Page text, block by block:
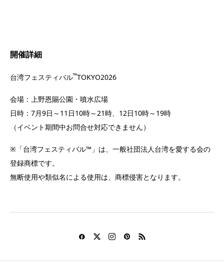
開催詳細
台湾フェスティバル™TOKYO2026
会場：上野恩賜公園・噴水広場
日時：7月9日～11日10時～21時、12日10時～19時
（イベント期間中お問合せ対応できません）
※「台湾フェスティバル™」は、一般社団法人台湾を愛する会の
登録商標です。
無断使用や類似名による使用は、商標侵害となります。